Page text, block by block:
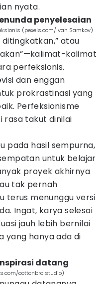
nyata.
penyelesaian
(pexels.com/Ivan Samkov)
ditingkatkan,” atau
kalimat
perfeksionis.
dan enggan
prokrastinasi yang
Perfeksionisme
rasa takut dinilai
pada hasil sempurna,
untuk belajar
proyek akhirnya
tak pernah
terus menunggu versi
Ingat, karya selesai
jauh lebih bernilai
yang hanya ada di
datang
cottonbro studio)